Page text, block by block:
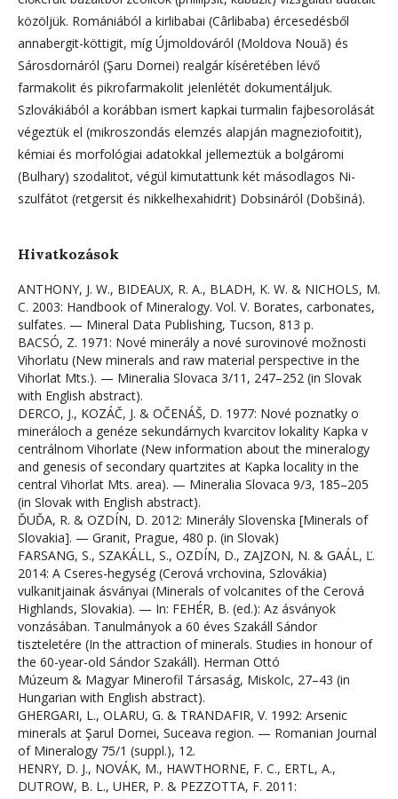
közöljük. Romániából a kirlibabai (Cârlibaba) ércesedésből
annabergit-köttigit, míg Újmoldováról (Moldova Nouă) és
Sárosdornáról (Şaru Dornei) realgár kíséretében lévő
farmakolit és pikrofarmakolit jelenlétét dokumentáljuk.
Szlovákiából a korábban ismert kapkai turmalin fajbesorolását
végeztük el (mikroszondás elemzés alapján magneziofoitit),
kémiai és morfológiai adatokkal jellemeztük a bolgáromi
(Bulhary) szodalitot, végül kimutattunk két másodlagos Ni-
szulfátot (retgersit és nikkelhexahidrit) Dobsináról (Dobšiná).
Hivatkozások
ANTHONY, J. W., BIDEAUX, R. A., BLADH, K. W. & NICHOLS, M.
C. 2003: Handbook of Mineralogy. Vol. V. Borates, carbonates,
sulfates. — Mineral Data Publishing, Tucson, 813 p.
BACSÓ, Z. 1971: Nové minerály a nové surovinové možnosti
Vihorlatu (New minerals and raw material perspective in the
Vihorlat Mts.). — Mineralia Slovaca 3/11, 247–252 (in Slovak
with English abstract).
DERCO, J., KOZÁČ, J. & OČENÁŠ, D. 1977: Nové poznatky o
mineráloch a genéze sekundárnych kvarcitov lokality Kapka v
centrálnom Vihorlate (New information about the mineralogy
and genesis of secondary quartzites at Kapka locality in the
central Vihorlat Mts. area). — Mineralia Slovaca 9/3, 185–205
(in Slovak with English abstract).
ĎUĎA, R. & OZDÍN, D. 2012: Minerály Slovenska [Minerals of
Slovakia]. — Granit, Prague, 480 p. (in Slovak)
FARSANG, S., SZAKÁLL, S., OZDÍN, D., ZAJZON, N. & GAÁL, Ľ.
2014: A Cseres-hegység (Cerová vrchovina, Szlovákia)
vulkanitjainak ásványai (Minerals of volcanites of the Cerová
Highlands, Slovakia). — In: FEHÉR, B. (ed.): Az ásványok
vonzásában. Tanulmányok a 60 éves Szakáll Sándor
tiszteletére (In the attraction of minerals. Studies in honour of
the 60-year-old Sándor Szakáll). Herman Ottó
Múzeum & Magyar Minerofil Társaság, Miskolc, 27–43 (in
Hungarian with English abstract).
GHERGARI, L., OLARU, G. & TRANDAFIR, V. 1992: Arsenic
minerals at Şarul Dornei, Suceava region. — Romanian Journal
of Mineralogy 75/1 (suppl.), 12.
HENRY, D. J., NOVÁK, M., HAWTHORNE, F. C., ERTL, A.,
DUTROW, B. L., UHER, P. & PEZZOTTA, F. 2011: